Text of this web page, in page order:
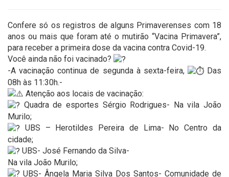
Confere só os registros de alguns Primaverenses com 18
anos ou mais que foram até o mutirão “Vacina Primavera”,
para receber a primeira dose da vacina contra Covid-19.
Você ainda não foi vacinado?
-A vacinação continua de segunda à sexta-feira,
Das
08h às 11:30h.-
Atenção aos locais de vacinação:
Quadra de esportes Sérgio Rodrigues- Na vila João
Murilo;
UBS – Herotildes Pereira de Lima- No Centro da
cidade;
UBS- José Fernando da Silva-
Na vila João Murilo;
UBS- Ângela Maria Silva Dos Santos- Comunidade de